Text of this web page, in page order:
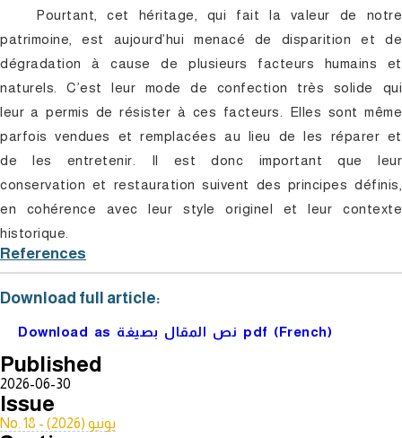
Pourtant, cet héritage, qui fait la valeur de notre
patrimoine, est aujourd’hui menacé de disparition et de
dégradation à cause de plusieurs facteurs humains et
naturels. C’est leur mode de confection très solide qui
leur a permis de résister à ces facteurs. Elles sont même
parfois vendues et remplacées au lieu de les réparer et
de les entretenir. Il est donc important que leur
conservation et restauration suivent des principes définis,
en cohérence avec leur style originel et leur contexte
historique.
References
Download full article:
Download as نص المقال بصيغة pdf (French)
Published
2026-06-30
Issue
No. 18 - يونيو (2026)